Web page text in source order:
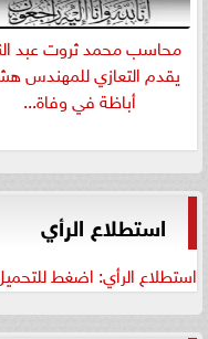
​محاسب محمد ثروت عبد
يقدم التعازي للمهندس
أباظة في وفاة...
استطلاع الرأي
استطلاع الرأي: اضغط